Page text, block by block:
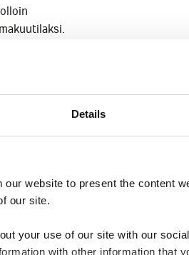
Details
website to present the content
our site.
your use of our site with our
with other information that
Pure,
ovat
sekä
tyylikäs ja